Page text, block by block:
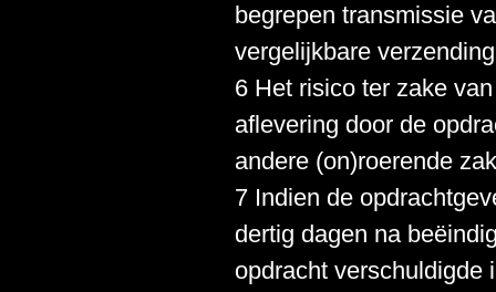
begrepen transmissie
vergelijkbare
6 Het risico ter zake
aflevering door de
andere (on)roerende
7 Indien de
dertig dagen na
opdracht verschuldigde